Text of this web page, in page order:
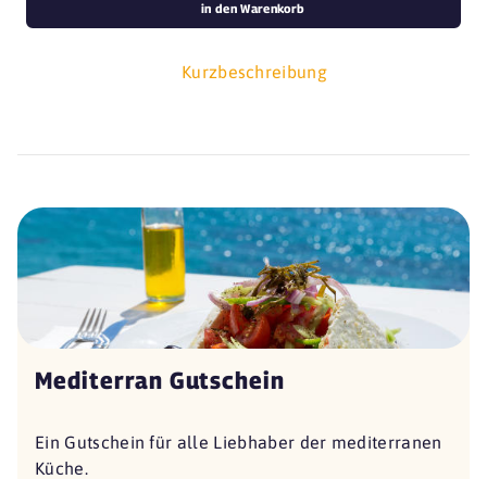
Kurzbeschreibung
in den Warenkorb
Mediterran Gutschein
Ein Gutschein für alle Liebhaber der mediterranen
Küche.